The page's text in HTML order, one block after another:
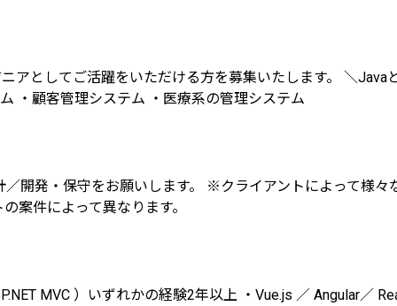
してご活躍をいただける方を募集いたします。 ＼Java
・顧客管理システム ・医療系の管理システム
開発・保守をお願いします。 ※クライアントによって様
案件によって異なります。
MVC ）いずれかの経験2年以上 ・Vue.js ／ Angular／